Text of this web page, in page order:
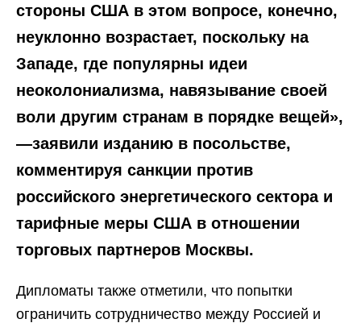
стороны США в этом вопросе, конечно,
неуклонно возрастает, поскольку на
Западе, где популярны идеи
неоколониализма, навязывание своей
воли другим странам в порядке вещей»,
—заявили изданию в посольстве,
комментируя санкции против
российского энергетического сектора и
тарифные меры США в отношении
торговых партнеров Москвы.
Дипломаты также отметили, что попытки
ограничить сотрудничество между Россией и